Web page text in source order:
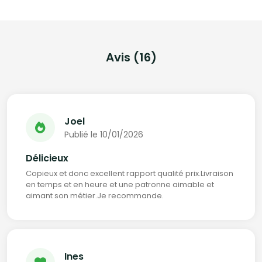
Avis (16)
Joel
Publié le 10/01/2026
Délicieux
Copieux et donc excellent rapport qualité prix.Livraison
en temps et en heure et une patronne aimable et
aimant son métier.Je recommande.
Ines